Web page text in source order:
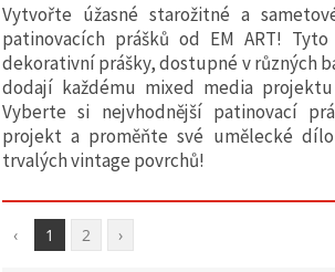
zajistili
správné
fungování
webu,
zlepšili vaše
prostředí
při jeho
používání a
s vaším
souhlasem
zobrazovali
Vytvořte úžasné starožitné a
patinovacích prášků od EM ART!
dekorativní prášky, dostupné v různých
dodají každému mixed media projektu
Vyberte si nejvhodnější patinovací
projekt a proměňte své umělecké
trvalých vintage povrchů!
‹ 1 2 ›